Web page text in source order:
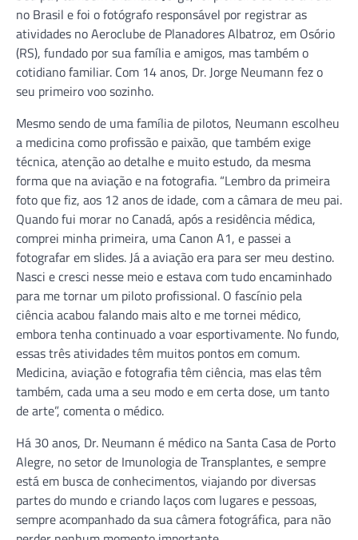
no Brasil e foi o fotógrafo responsável por registrar as
atividades no Aeroclube de Planadores Albatroz, em Osório
(RS), fundado por sua família e amigos, mas também o
cotidiano familiar. Com 14 anos, Dr. Jorge Neumann fez o
seu primeiro voo sozinho.
Mesmo sendo de uma família de pilotos, Neumann escolheu
a medicina como profissão e paixão, que também exige
técnica, atenção ao detalhe e muito estudo, da mesma
forma que na aviação e na fotografia. “Lembro da primeira
foto que fiz, aos 12 anos de idade, com a câmara de meu pai.
Quando fui morar no Canadá, após a residência médica,
comprei minha primeira, uma Canon A1, e passei a
fotografar em slides. Já a aviação era para ser meu destino.
Nasci e cresci nesse meio e estava com tudo encaminhado
para me tornar um piloto profissional. O fascínio pela
ciência acabou falando mais alto e me tornei médico,
embora tenha continuado a voar esportivamente. No fundo,
essas três atividades têm muitos pontos em comum.
Medicina, aviação e fotografia têm ciência, mas elas têm
também, cada uma a seu modo e em certa dose, um tanto
de arte”, comenta o médico.
Há 30 anos, Dr. Neumann é médico na Santa Casa de Porto
Alegre, no setor de Imunologia de Transplantes, e sempre
está em busca de conhecimentos, viajando por diversas
partes do mundo e criando laços com lugares e pessoas,
sempre acompanhado da sua câmera fotográfica, para não